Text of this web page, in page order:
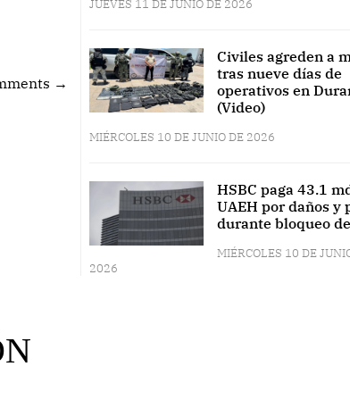
→
JUEVES 11 DE JUNIO DE 2026
Civiles agreden a
tras nueve días de
operativos en
(Video)
MIÉRCOLES 10 DE JUNIO DE 2026
HSBC paga 43.1
UAEH por daños y
durante bloqueo
MIÉRCOLES 10 DE
2026